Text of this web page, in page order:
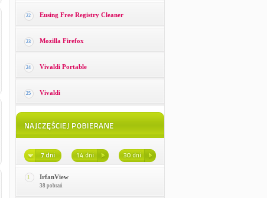
22 Eusing Free Registry Cleaner
23 Mozilla Firefox
24 Vivaldi Portable
25 Vivaldi
1 IrfanView
38 pobrań